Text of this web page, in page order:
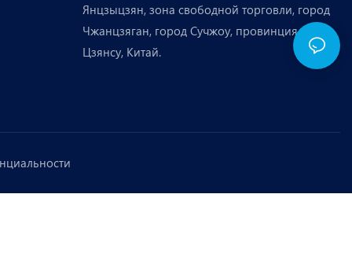
Янцзыцзян, зона свободной торговли, город
Чжанцзяган, город Сучжоу, провинция
Цзянсу, Китай.